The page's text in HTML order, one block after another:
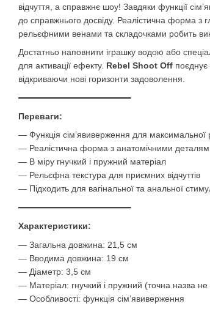
відчуття, а справжнє шоу! Завдяки функції
до справжнього досвіду. Реалістична форма з
рельєфними венами та складочками робить
Достатньо наповнити іграшку водою або
для активації ефекту. Rebel Shoot Off поєднує
відкриваючи нові горизонти задоволення.
━━━━━━━━━━━━━━━━━━━━━━━
Переваги:
— Функція сім’явиверження для максимальної
— Реалістична форма з анатомічними
— В міру гнучкий і пружний матеріал
— Рельєфна текстура для приємних відчуттів
— Підходить для вагінальної та анальної
━━━━━━━━━━━━━━━━━━━━━━━
Характеристики:
— Загальна довжина: 21,5 см
— Вводима довжина: 19 см
— Діаметр: 3,5 см
— Матеріал: гнучкий і пружний (точна назва не
— Особливості: функція сім’явиверження